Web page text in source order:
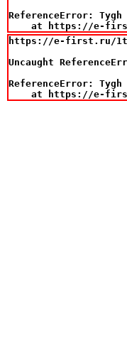
ReferenceError:
at https://e-
https://e-first.ru/1tb-
Uncaught
ReferenceError:
at https://e-